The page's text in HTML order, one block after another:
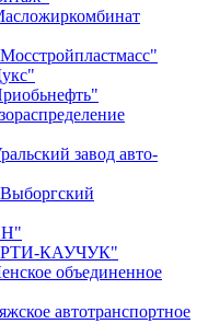
завод авто-
"РТИ-КАУЧУК"
объединенное
автотранспортное